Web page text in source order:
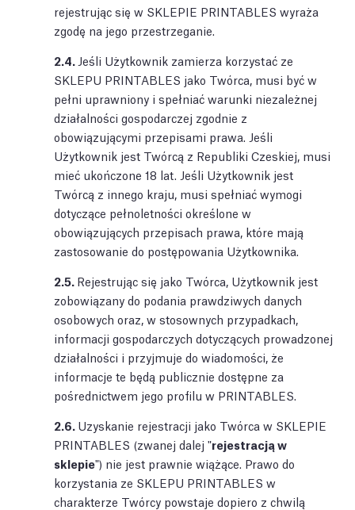
rejestrując się w SKLEPIE PRINTABLES wyraża
zgodę na jego przestrzeganie.
2.4. Jeśli Użytkownik zamierza korzystać ze
SKLEPU PRINTABLES jako Twórca, musi być w
pełni uprawniony i spełniać warunki niezależnej
działalności gospodarczej zgodnie z
obowiązującymi przepisami prawa. Jeśli
Użytkownik jest Twórcą z Republiki Czeskiej, musi
mieć ukończone 18 lat. Jeśli Użytkownik jest
Twórcą z innego kraju, musi spełniać wymogi
dotyczące pełnoletności określone w
obowiązujących przepisach prawa, które mają
zastosowanie do postępowania Użytkownika.
2.5. Rejestrując się jako Twórca, Użytkownik jest
zobowiązany do podania prawdziwych danych
osobowych oraz, w stosownych przypadkach,
informacji gospodarczych dotyczących prowadzonej
działalności i przyjmuje do wiadomości, że
informacje te będą publicznie dostępne za
pośrednictwem jego profilu w PRINTABLES.
2.6. Uzyskanie rejestracji jako Twórca w SKLEPIE
PRINTABLES (zwanej dalej "rejestracją w
sklepie") nie jest prawnie wiążące. Prawo do
korzystania ze SKLEPU PRINTABLES w
charakterze Twórcy powstaje dopiero z chwilą